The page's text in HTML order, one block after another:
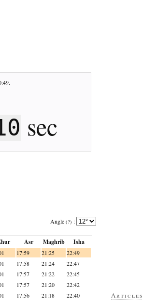
.
9sec
Angle (?) :
Asr Maghrib Isha
17:59 21:25 22:49
17:58 21:24 22:47
17:57 21:22 22:45
17:57 21:20 22:42
17:56 21:18 22:40